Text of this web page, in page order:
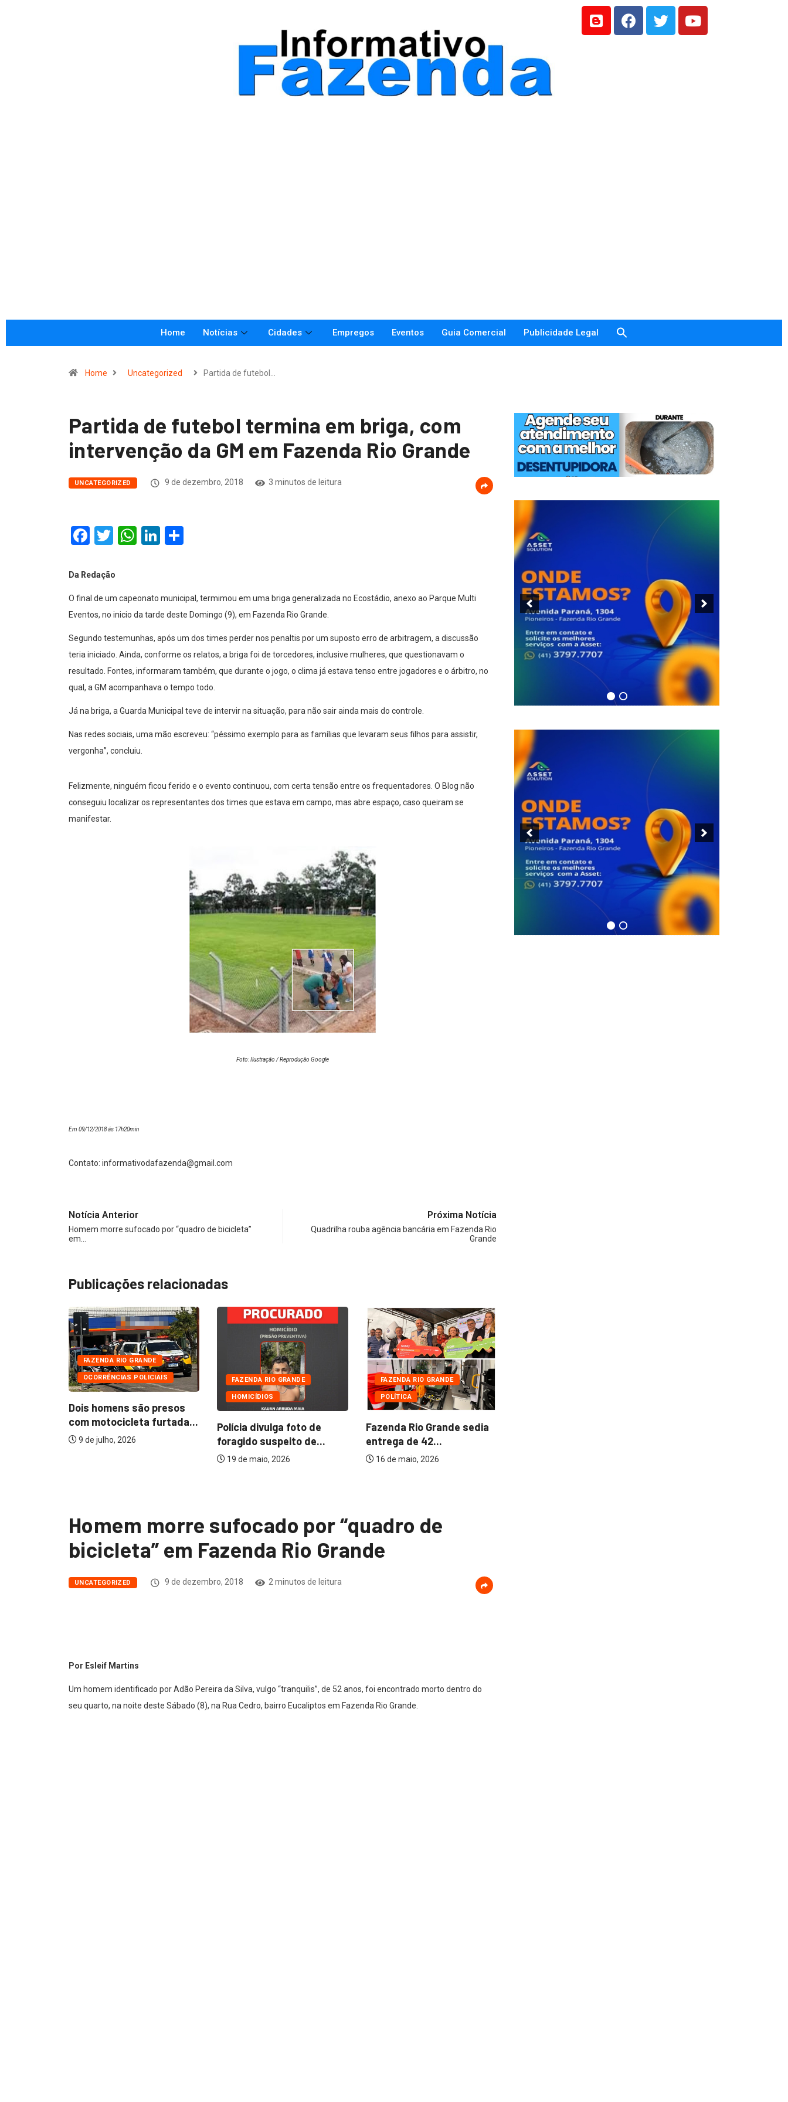
Home Notícias Cidades Empregos Eventos Guia Comercial Publicidade Legal
Home Uncategorized Partida de futebol…
Partida de futebol termina em briga, com
intervenção da GM em Fazenda Rio Grande
UNCATEGORIZED 9 de dezembro, 2018 3 minutos de leitura
Facebook
Twitter
WhatsApp
LinkedIn
Da Redação
O final de um capeonato municipal, termimou em uma briga generalizada no Ecostádio, anexo ao Parque Multi
Eventos, no inicio da tarde deste Domingo (9), em Fazenda Rio Grande.
Segundo testemunhas, após um dos times perder nos penaltis por um suposto erro de arbitragem, a discussão
teria iniciado. Ainda, conforme os relatos, a briga foi de torcedores, inclusive mulheres, que questionavam o
resultado. Fontes, informaram também, que durante o jogo, o clima já estava tenso entre jogadores e o árbitro, no
qual, a GM acompanhava o tempo todo.
Já na briga, a Guarda Municipal teve de intervir na situação, para não sair ainda mais do controle.
Nas redes sociais, uma mão escreveu: “péssimo exemplo para as famílias que levaram seus filhos para assistir,
vergonha”, concluiu.
Felizmente, ninguém ficou ferido e o evento continuou, com certa tensão entre os frequentadores. O Blog não
conseguiu localizar os representantes dos times que estava em campo, mas abre espaço, caso queiram se
manifestar.
Foto: Ilustração / Reprodução Google
Em 09/12/2018 ás 17h20min
Contato: informativodafazenda@gmail.com
Notícia Anterior
Homem morre sufocado por “quadro de bicicleta”
em…
Próxima Notícia
Quadrilha rouba agência bancária em Fazenda Rio
Grande
Publicações relacionadas
FAZENDA RIO GRANDE
OCORRÊNCIAS POLICIAIS
Dois homens são presos
com motocicleta furtada...
9 de julho, 2026
FAZENDA RIO GRANDE
HOMICÍDIOS
Polícia divulga foto de
foragido suspeito de...
19 de maio, 2026
FAZENDA RIO GRANDE
POLÍTICA
Fazenda Rio Grande sedia
entrega de 42...
16 de maio, 2026
Homem morre sufocado por “quadro de
bicicleta” em Fazenda Rio Grande
UNCATEGORIZED 9 de dezembro, 2018 2 minutos de leitura
Por Esleif Martins
Um homem identificado por Adão Pereira da Silva, vulgo “tranquilis”, de 52 anos, foi encontrado morto dentro do
seu quarto, na noite deste Sábado (8), na Rua Cedro, bairro Eucaliptos em Fazenda Rio Grande.